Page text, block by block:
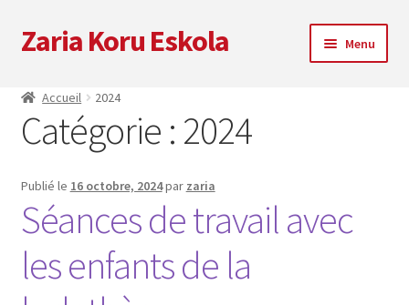
Aller
à
navigation
Aller
au
Zaria Koru Eskola Menu
Zaria Koru Eskola
Bloguer
Collaborations
Prochaines représentations
Zarialagun
Accueil 2024
Catégorie : 2024
Publié le 16 octobre, 2024par zaria
Séances de travail avec
les enfants de la